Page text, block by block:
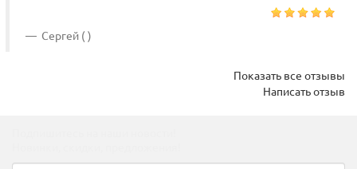
Сергей ( )
Показать все отзывы
Написать отзыв